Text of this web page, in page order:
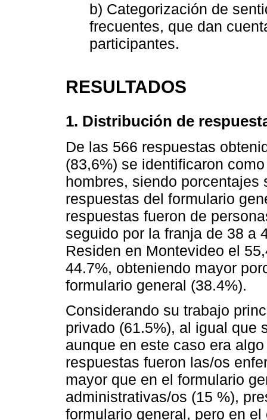
b) Categorización de
frecuentes, que dan
participantes.
RESULTADOS
1. Distribución de
De las 566 respuestas
(83,6%) se identificaron
hombres, siendo
respuestas del formulario
respuestas fueron de
seguido por la franja de 38 a
Residen en Montevideo el
44.7%, obteniendo mayor
formulario general (38.4%).
Considerando su trabajo
privado (61.5%), al igual que
aunque en este caso era
respuestas fueron las/os
mayor que en el formulario
administrativas/os (15 %),
formulario general, pero en